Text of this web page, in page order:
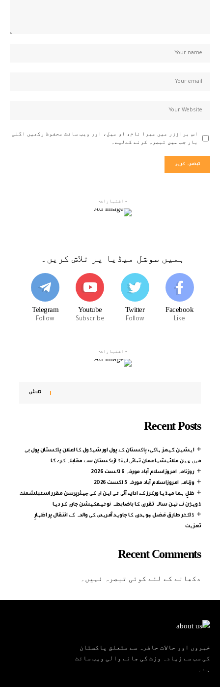
اس براؤزر میں میرا نام، ای میل، اور ویب سائٹ محفوظ رکھیں اگلی
بار جب میں تبصرہ کرنے کےلیے۔
- اشتہارات-
ہمیں سوشل میڈیا پر تلاش کریں۔
Facebook
Like
Twitter
Follow
Youtube
Subscribe
Telegram
Follow
- اشتہارات-
تلاش
Recent Posts
ایشین گیمز ہاکی، پاکستان کے پول اور شیڈول کا اعلان پاکستان پول بی
میں چین ملائیشیاعمان تھائی لینڈ ازبکستان سے مقابلہ کرے گا
روزنامہ امروزاسلام آباد مورخہ 6 اگست 2026
وزنامہ امروزاسلام آباد مورخہ 5 اگست 2026
ظلِ ہما میڈیا ورکرز کے ادارے آئی ٹی این ای کی چیئرپرسن مقرر اسٹبلشمنٹ
ڈویژن نے تین سالہ تقرری کا باضابطہ نوٹیفکیشن جاری کر دیا
ڈاکٹر طارق فضل چوہدری کا جاوید آفریدی کی والدہ کے انتقال پر اظہارِ
تعزیت
Recent Comments
دکھانے کے لئے کوئی تبصرہ نہیں۔
خبروں اور حالات حاضرہ سے متعلق پاکستان
کی سب سے زیادہ وزٹ کی جانے والی ویب سائٹ
ہے۔